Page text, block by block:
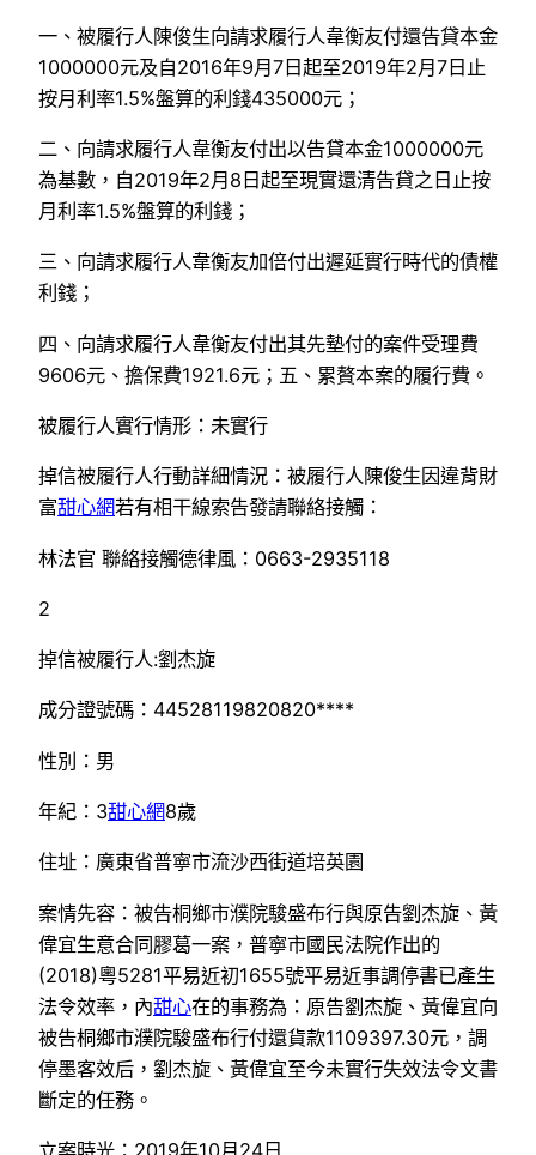
一、被履行人陳俊生向請求履行人韋衡友付還告貸本金
1000000元及自2016年9月7日起至2019年2月7日止
按月利率1.5%盤算的利錢435000元；
二、向請求履行人韋衡友付出以告貸本金1000000元
為基數，自2019年2月8日起至現實還清告貸之日止按
月利率1.5%盤算的利錢；
三、向請求履行人韋衡友加倍付出遲延實行時代的債權
利錢；
四、向請求履行人韋衡友付出其先墊付的案件受理費
9606元、擔保費1921.6元；五、累贅本案的履行費。
被履行人實行情形：未實行
掉信被履行人行動詳細情況：被履行人陳俊生因違背財
富甜心網若有相干線索告發請聯絡接觸：
林法官 聯絡接觸德律風：0663-2935118
2
掉信被履行人:劉杰旋
成分證號碼：44528119820820****
性別：男
年紀：3甜心網8歲
住址：廣東省普寧市流沙西街道培英園
案情先容：被告桐鄉市濮院駿盛布行與原告劉杰旋、黃
偉宜生意合同膠葛一案，普寧市國民法院作出的
(2018)粵5281平易近初1655號平易近事調停書已產生
法令效率，內甜心在的事務為：原告劉杰旋、黃偉宜向
被告桐鄉市濮院駿盛布行付還貨款1109397.30元，調
停墨客效后，劉杰旋、黃偉宜至今未實行失效法令文書
斷定的任務。
立案時光：2019年10月24日